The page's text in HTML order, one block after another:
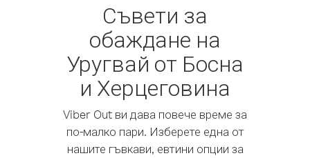
Съвети за
обаждане на
Уругвай от Босна
и Херцеговина
Viber Out ви дава повече време за
по-малко пари. Изберете една от
нашите гъвкави, евтини опции за